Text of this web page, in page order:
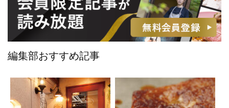
編集部おすすめ記事